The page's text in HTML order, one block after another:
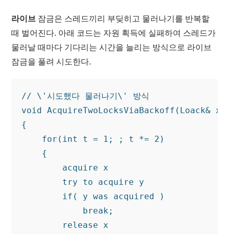
라이브 잠금은 스레드끼리 부딪히고 물러나기를 반복할
때 벌어진다. 아래 코드는 자원 획득에 실패하여 스레드가
물러날 때마다 기다리는 시간을 늘리는 방식으로 라이브
잠금을 풀려 시도한다.
// \'시도했다 물러나기\' 방식
void AcquireTwoLocksViaBackoff(Loack&
{
    for(int t = 1; ; t *= 2)
    {
        acquire x
        try to acquire y
        if( y was acquired )
            break;
        release x